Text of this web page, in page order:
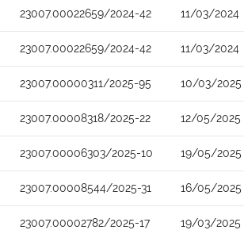
23007.00022659/2024-42 11/03/2024
23007.00022659/2024-42 11/03/2024
23007.00000311/2025-95 10/03/2025
23007.00008318/2025-22 12/05/2025
23007.00006303/2025-10 19/05/2025
23007.00008544/2025-31 16/05/2025
23007.00002782/2025-17 19/03/2025